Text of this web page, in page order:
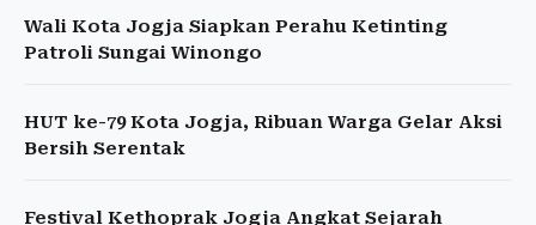
Wali Kota Jogja Siapkan Perahu Ketinting
Patroli Sungai Winongo
HUT ke-79 Kota Jogja, Ribuan Warga Gelar Aksi
Bersih Serentak
Festival Kethoprak Jogja Angkat Sejarah